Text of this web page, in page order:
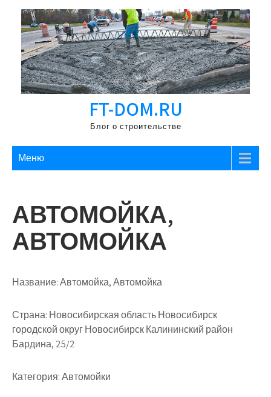
Перейти
содержимому
FT-DOM.RU
Блог о строительстве
Меню
АВТОМОЙКА,
АВТОМОЙКА
Название:Автомойка, Автомойка
Страна: Новосибирская область Новосибирск
городской округ Новосибирск Калининский район
Бардина, 25/2
Категория:Автомойки